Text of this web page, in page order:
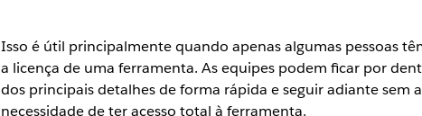
Isso é útil principalmente quando apenas algumas pessoas
a licença de uma ferramenta. As equipes podem ficar por
dos principais detalhes de forma rápida e seguir adiante sem a
necessidade de ter acesso total à ferramenta.